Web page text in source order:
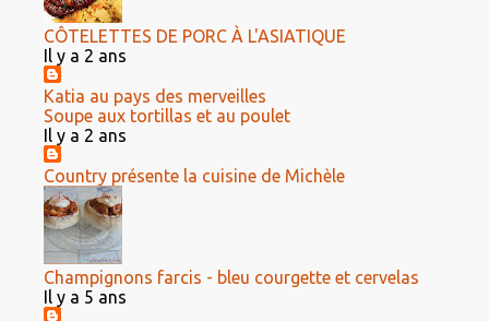
CÔTELETTES DE PORC À L'ASIATIQUE
Il y a 2 ans
Katia au pays des merveilles
Soupe aux tortillas et au poulet
Il y a 2 ans
Country présente la cuisine de Michèle
Champignons farcis - bleu courgette et cervelas
Il y a 5 ans